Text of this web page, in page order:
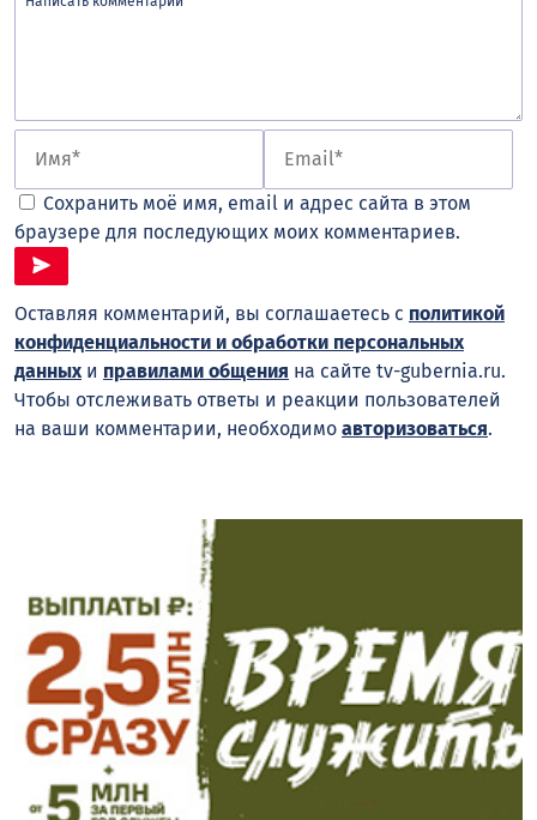
Сохранить моё имя, email и адрес сайта в этом
браузере для последующих моих комментариев.
Оставляя комментарий, вы соглашаетесь с политикой
конфиденциальности и обработки персональных
данныхи правилами общения на сайте tv-gubernia.ru.
Чтобы отслеживать ответы и реакции пользователей
на ваши комментарии, необходимо авторизоваться.